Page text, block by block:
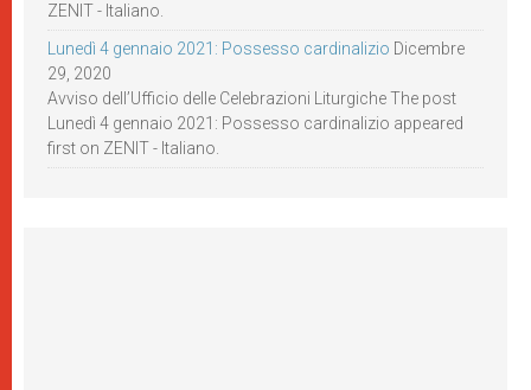
ZENIT - Italiano.
Lunedì 4 gennaio 2021: Possesso cardinalizio Dicembre
29, 2020
Avviso dell’Ufficio delle Celebrazioni Liturgiche The post
Lunedì 4 gennaio 2021: Possesso cardinalizio appeared
first on ZENIT - Italiano.